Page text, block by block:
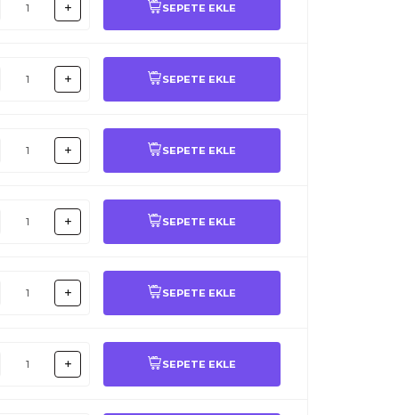
SEPETE EKLE
SEPETE EKLE
SEPETE EKLE
SEPETE EKLE
SEPETE EKLE
SEPETE EKLE